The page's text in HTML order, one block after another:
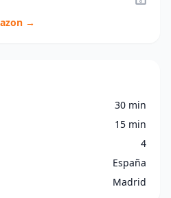
→
30 min
15 min
4
España
Madrid